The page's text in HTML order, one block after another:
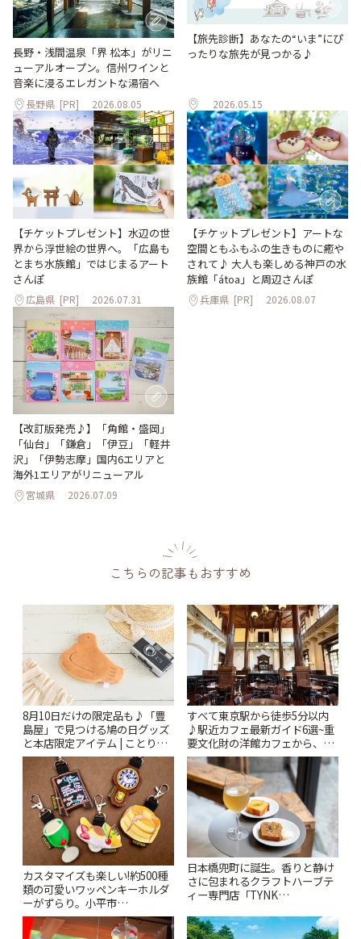
長野・浅間温泉「界 松本」がリニ
ューアルオープン。信州ワインと
音楽に浸るエレガントな湯宿へ
長野県 [PR] 2026.08.05
【旅先診断】あなたの“いま”にぴ
ったりな旅先が見つかる♪
2026.05.15
【チケットプレゼント】水辺の世
界から浮世絵の世界へ。「広島も
とまち水族館」ではじまるアート
さんぽ
広島県 [PR] 2026.07.31
【チケットプレゼント】アートな
空間ともふもふの生きものに癒や
されて♪ 大人も楽しめる神戸の水
族館「átoa」と周辺さんぽ
兵庫県 [PR] 2026.08.07
【改訂版発売♪】「角館・盛岡」
「仙台」「鎌倉」「伊豆」「軽井
沢」「伊勢志摩」国内6エリアと
海外1エリアがリニューアル
宮城県 2026.07.09
こちらの記事もおすすめ
8月10日だけの限定品も♪「豊
島屋」で見つける鳩の日グッズ
と本店限定アイテム | ことりっ
ぷ
すべて東京駅から徒歩5分以内
♪駅近カフェ最新ガイド6選~重
要文化財の洋館カフェから、改
札すぐのレトロ喫茶まで~ | こと
りっぷ
カスタマイズも楽しい!約500種
類の可愛いワッペンキーホルダ
ーがずらり。小平市
「Kimamaya T&K」 | ことりっ
ぷ
日本橋兜町に誕生。香りと静け
さに包まれるクラフトハーブテ
ィー専門店「TYNK